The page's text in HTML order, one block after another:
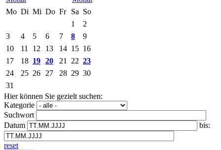
Mo Di Mi Do Fr Sa So
1
2
3
4 5 6 7 8
9
10
11 12 13 14 15 16
17
18 19 20 21 22 23
24
25 26 27 28 29 30
31
Hier können Sie gezielt suchen:
Kategorie
Suchwort
Datum
bis:
reset